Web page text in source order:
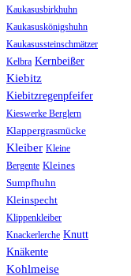
Kaukasusbirkhuhn
Kaukasuskönigshuhn
Kaukasussteinschmätzer
Kelbra Kernbeißer
Kiebitz
Kiebitzregenpfeifer
Kieswerke Berglern
Klappergrasmücke
Kleiber Kleine
Bergente Kleines
Sumpfhuhn
Kleinspecht
Klippenkleiber
Knackerlerche Knutt
Knäkente
Kohlmeise